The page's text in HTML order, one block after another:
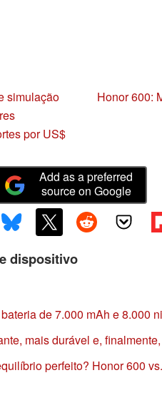
simulação
por US$
Honor 600:
Add as a preferred
source on Google
dispositivo
de 7.000 mAh e 8.000
mais durável e,
perfeito? Honor 600